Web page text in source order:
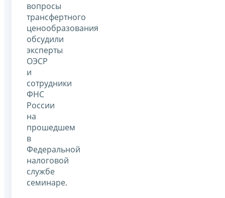
вопросы
трансфертного
ценообразования
обсудили
эксперты
ОЭСР
и
сотрудники
ФНС
России
на
прошедшем
в
Федеральной
налоговой
службе
семинаре.